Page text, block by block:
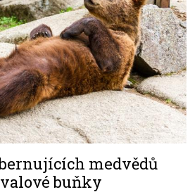
medvědů
buňky